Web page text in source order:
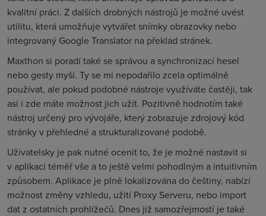
kvalitní práci. Z dalších drobných nástrojů je možné uvést
utilitu, která umožňuje vytvářet snímky obrazovky nebo
integrovaný Google Translator na překlad stránek.
Maxthon si poradí také se správou a synchronizací hesel
nebo gesty myší. Ty se mi nepodařilo zcela optimálně
používat, ale pokud podobné nástroje využíváte častěji, tak
asi i zde máte možnost jich užít. Pozitivně hodnotím také
nástroj určený pro vývojáře, který zobrazuje zdrojový kód
stránky v přehledné a strukturalizované podobě.
Uživatelsky je pak nutné ocenit to, že je možné nastavit si
v aplikaci téměř vše a to ještě velmi pohodlným a intuitivním
způsobem. Aplikace je plně lokalizována do češtiny, nabízí
možnost změny vzhledu, užití Proxy Serveru, nebo import
dat z ostatních prohlížečů. Dnes již samozřejmostí je také